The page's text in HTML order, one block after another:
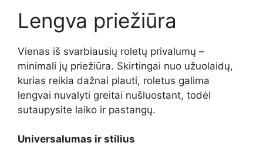
Lengva priežiūra
Vienas iš svarbiausių roletų privalumų –
minimali jų priežiūra. Skirtingai nuo užuolaidų,
kurias reikia dažnai plauti, roletus galima
lengvai nuvalyti greitai nušluostant, todėl
sutaupysite laiko ir pastangų.
Universalumas ir stilius